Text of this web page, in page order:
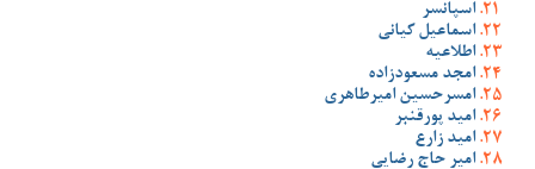
اسپانسر
اسماعیل کیانی
اطلاعیه
امجد مسعودزاده
امسرحسین امیرطاهری
امید پورقنبر
امید زارع
امیر حاج رضایی